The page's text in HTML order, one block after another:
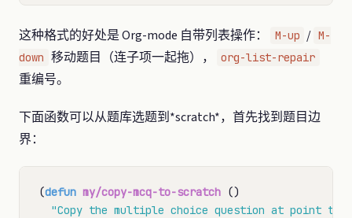
这种格式的好处是 Org-mode 自带列表操作： M-up / M-
down 移动题目（连子项一起拖）， org-list-repair
重编号。
下面函数可以从题库选题到*scratch*，首先找到题目边
界：
(defun my/copy-mcq-to-scratch ()
"Copy the multiple choice question at point to